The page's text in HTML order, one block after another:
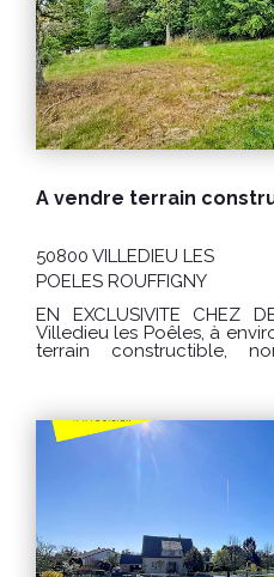
50800 VILLEDIEU LES
POELES ROUFFIGNY
EN EXCLUSIVITE CHEZ
Villedieu les Poêles, à
terrain constructible,
ce bien est exposé
Géorisques :
Agence DELAMARCHE